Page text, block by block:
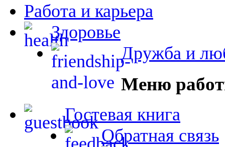
Работа и карьера
Здоровье
Дружба и
Меню
Гостевая книга
Обратная связь